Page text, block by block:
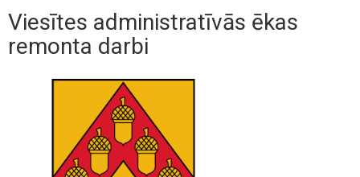
Viesītes administratīvās ēkas
remonta darbi